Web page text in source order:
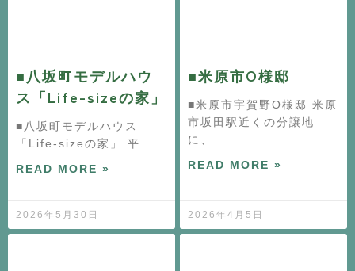
■八坂町モデルハウ
ス「Life-sizeの家」
■八坂町モデルハウス
「Life-sizeの家」 平
READ MORE »
2026年5月30日
■米原市O様邸
■米原市宇賀野O様邸 米原
市坂田駅近くの分譲地
に、
READ MORE »
2026年4月5日